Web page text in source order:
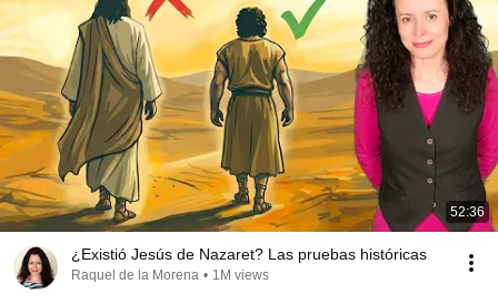
52:36
¿Existió Jesús de Nazaret? Las pruebas históricas
Raquel de la Morena • 1M views